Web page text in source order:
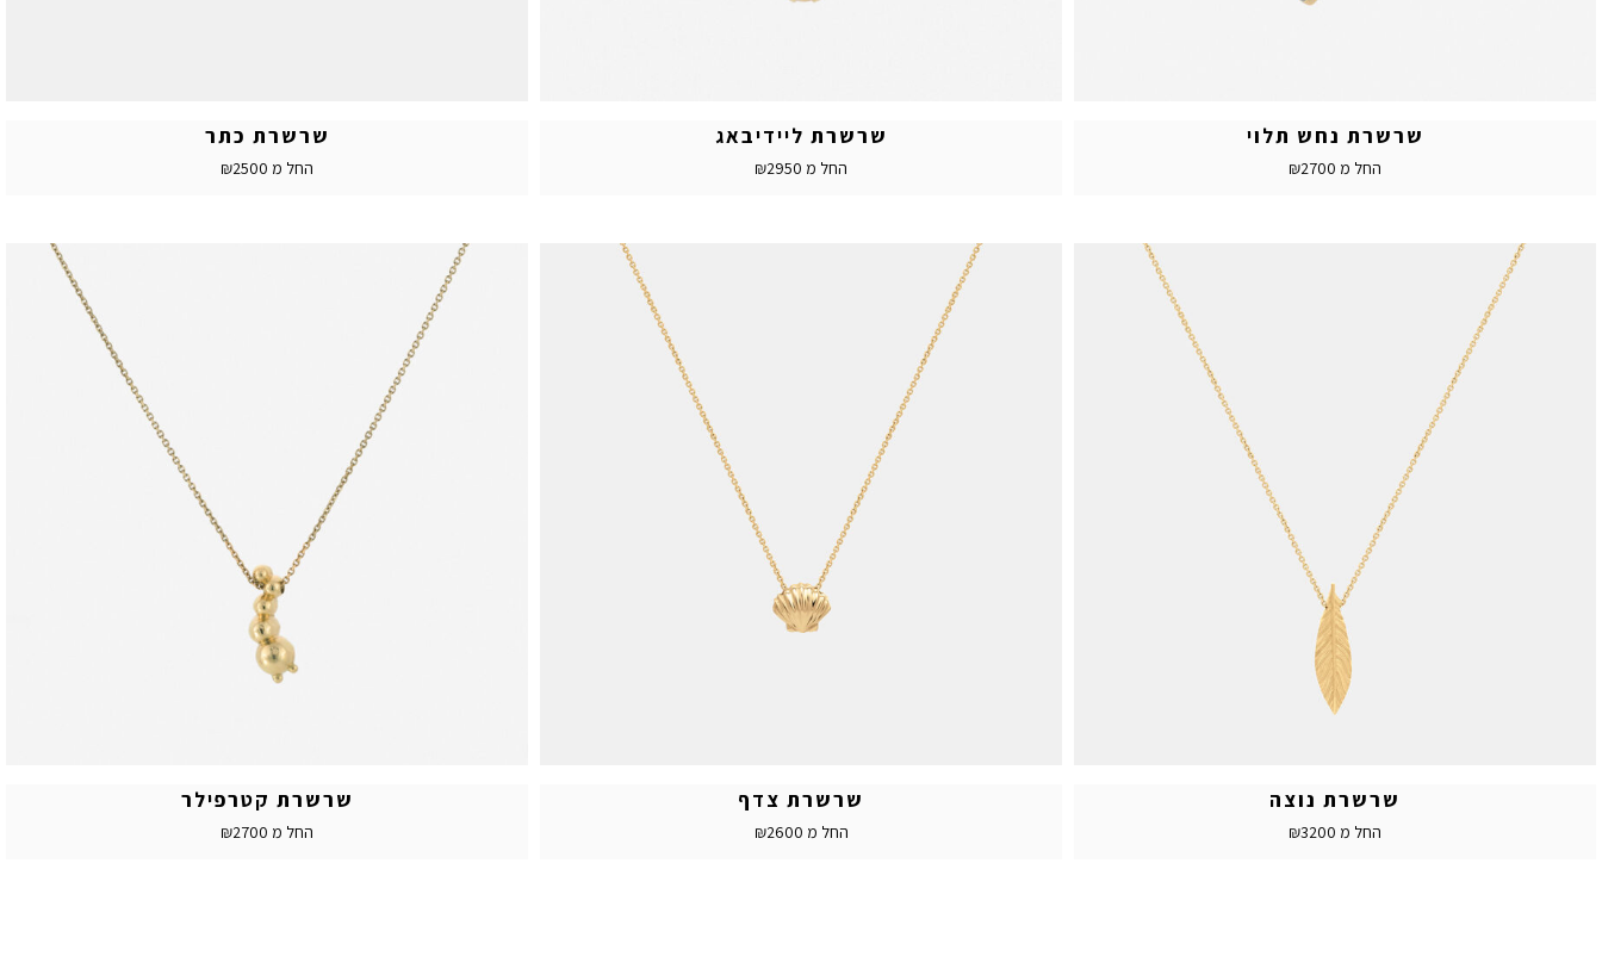
שרשרת נחש תלוי
החל מ ₪2700
שרשרת ליידיבאג
החל מ ₪2950
שרשרת כתר
החל מ ₪2500
שרשרת נוצה
החל מ ₪3200
שרשרת צדף
החל מ ₪2600
שרשרת קטרפילר
החל מ ₪2700